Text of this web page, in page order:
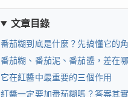
文章目錄
番茄糊到底是什麼？先搞懂它的
番茄糊、番茄泥、番茄醬，差在
它在紅醬中最重要的三個作用
紅醬一定要加番茄糊嗎？答案其